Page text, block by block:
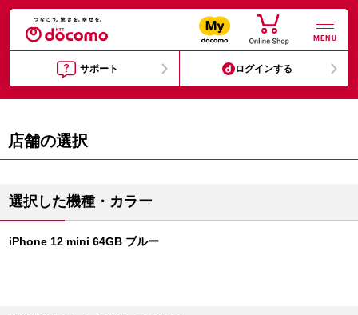
MENU
サポート ログインする
店舗の選択
選択した機種・カラー
iPhone 12 mini 64GB ブルー